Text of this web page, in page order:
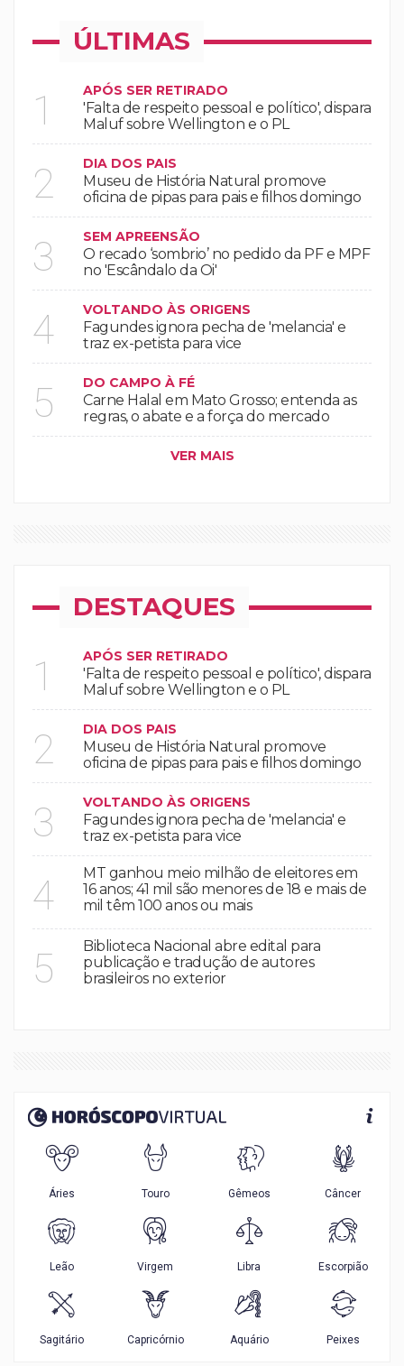
ÚLTIMAS
1 APÓS SER RETIRADO
'Falta de respeito pessoal e político', dispara
Maluf sobre Wellington e o PL
2 DIA DOS PAIS
Museu de História Natural promove
oficina de pipas para pais e filhos domingo
3 SEM APREENSÃO
O recado ‘sombrio’ no pedido da PF e MPF
no 'Escândalo da Oi'
4 VOLTANDO ÀS ORIGENS
Fagundes ignora pecha de 'melancia' e
traz ex-petista para vice
5 DO CAMPO À FÉ
Carne Halal em Mato Grosso; entenda as
regras, o abate e a força do mercado
VER MAIS
DESTAQUES
1 APÓS SER RETIRADO
'Falta de respeito pessoal e político', dispara
Maluf sobre Wellington e o PL
2 DIA DOS PAIS
Museu de História Natural promove
oficina de pipas para pais e filhos domingo
3 VOLTANDO ÀS ORIGENS
Fagundes ignora pecha de 'melancia' e
traz ex-petista para vice
4
MT ganhou meio milhão de eleitores em
16 anos; 41 mil são menores de 18 e mais de
mil têm 100 anos ou mais
5
Biblioteca Nacional abre edital para
publicação e tradução de autores
brasileiros no exterior